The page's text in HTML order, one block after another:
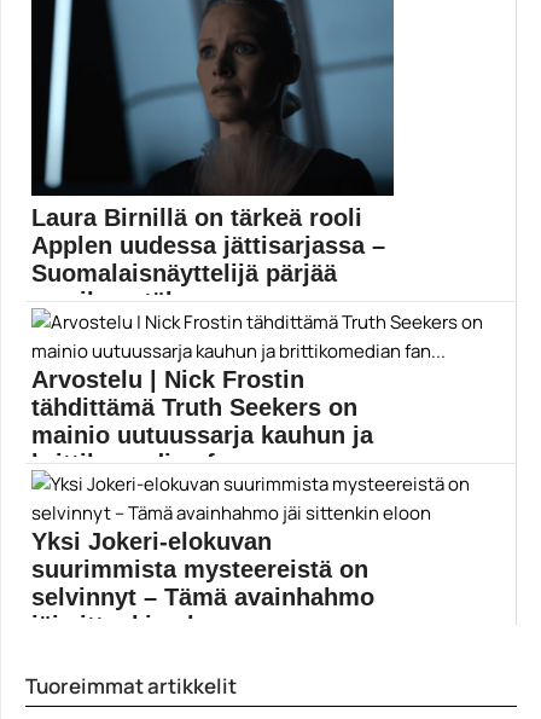
Laura Birnillä on tärkeä rooli
Applen uudessa jättisarjassa –
Suomalaisnäyttelijä pärjää
maailmantäh...
Laura Birn tekee yhden Foundation-tieteissarjan
parhaista roolisuorituksista. Suomalaisnäyttelijä...
Apple TV Plus
Arvostelu | Nick Frostin
tähdittämä Truth Seekers on
mainio uutuussarja kauhun ja
brittikomedian fan...
Kaksikko Nick Frost ja Simon Pegg ovat omaperäisen...
Amazon Prime Video
Yksi Jokeri-elokuvan
suurimmista mysteereistä on
selvinnyt – Tämä avainhahmo
jäi sittenkin eloon
Kuten Joaquin Phoenixin tähdittämän...
Tuoreimmat artikkelit